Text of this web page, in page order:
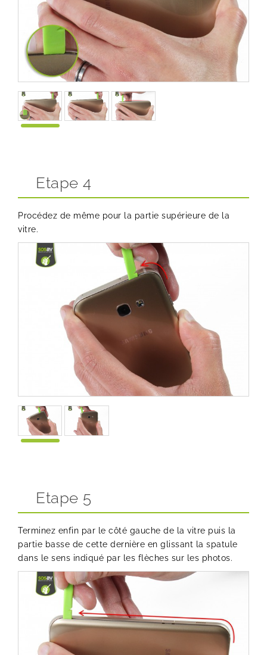
Etape 4
Procédez de même pour la partie supérieure de la
vitre.
Etape 5
Terminez enfin par le côté gauche de la vitre puis la
partie basse de cette dernière en glissant la spatule
dans le sens indiqué par les flèches sur les photos.